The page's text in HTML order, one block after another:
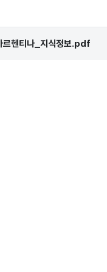
르헨티나_지식정보.pdf